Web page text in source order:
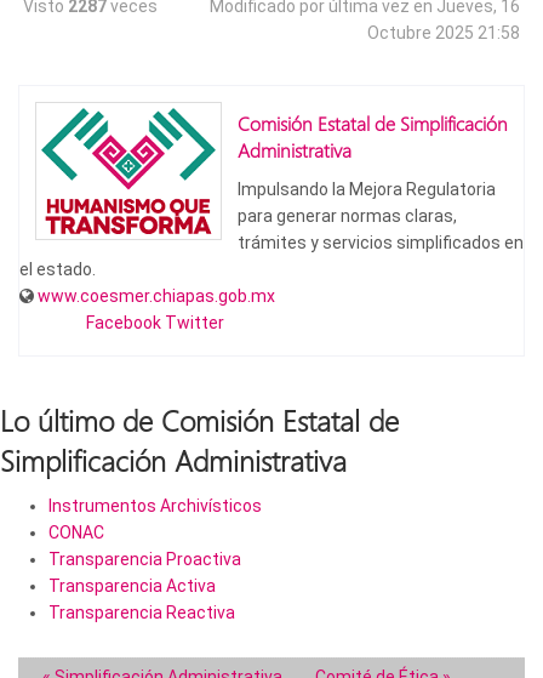
Visto 2287veces
Modificado por última vez en Jueves, 16
Octubre 2025 21:58
Comisión Estatal de Simplificación
Administrativa
Impulsando la Mejora Regulatoria
para generar normas claras,
trámites y servicios simplificados en
el estado.
www.coesmer.chiapas.gob.mx
Facebook Twitter
Lo último de Comisión Estatal de
Simplificación Administrativa
Instrumentos Archivísticos
CONAC
Transparencia Proactiva
Transparencia Activa
Transparencia Reactiva